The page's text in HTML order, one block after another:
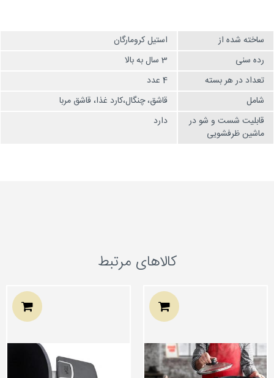
ساخته شده از
استیل کرومارگان
رده سنی
تعداد در هر بسته
شامل
قاشق، چنگال،کارد غذا، قاشق مربا
قابلیت شست و شو در
ماشین ظرفشویی
دارد
کالاهای مرتبط